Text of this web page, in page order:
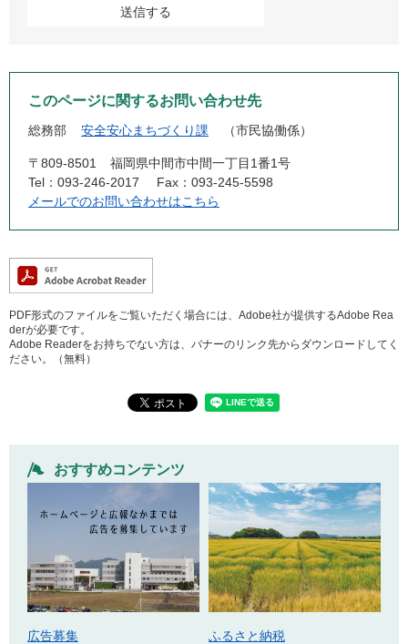
このページに関するお問い合わせ先
総務部 安全安心まちづくり課 市民協働係
〒809-8501
福岡県中間市中間一丁目1番1号
Tel：093-246-2017
Fax：093-245-5598
メールでのお問い合わせはこちら
PDF形式のファイルをご覧いただく場合には、Adobe社が提供するAdobe Rea
derが必要です。
Adobe Readerをお持ちでない方は、バナーのリンク先からダウンロードしてく
ださい。（無料）
おすすめコンテンツ
広告募集 ふるさと納税